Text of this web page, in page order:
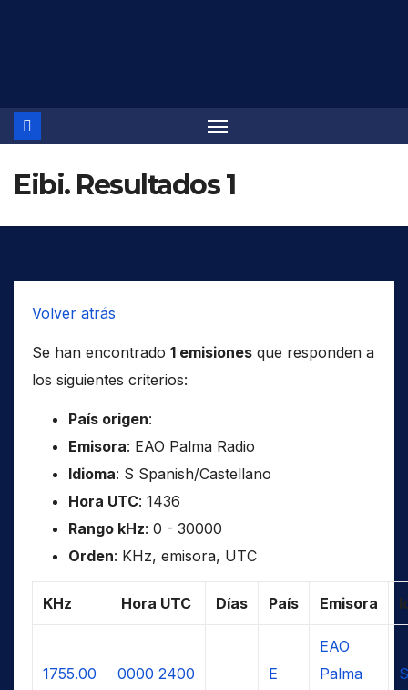
Eibi. Resultados 1
Volver atrás
Se han encontrado 1 emisiones que responden a
los siguientes criterios:
País origen:
Emisora: EAO Palma Radio
Idioma: S Spanish/Castellano
Hora UTC: 1436
Rango kHz: 0 - 30000
Orden: KHz, emisora, UTC
KHz Hora UTC Días País Emisora
1755.00 0000 2400 E
EAO
Palma